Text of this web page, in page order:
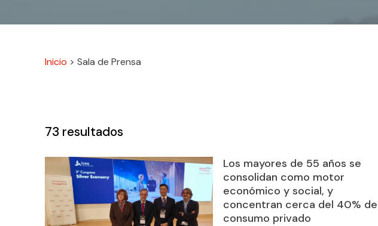
Inicio > Sala de Prensa
73 resultados
Los mayores de 55 años se
consolidan como motor
económico y social, y
concentran cerca del 40%
consumo privado